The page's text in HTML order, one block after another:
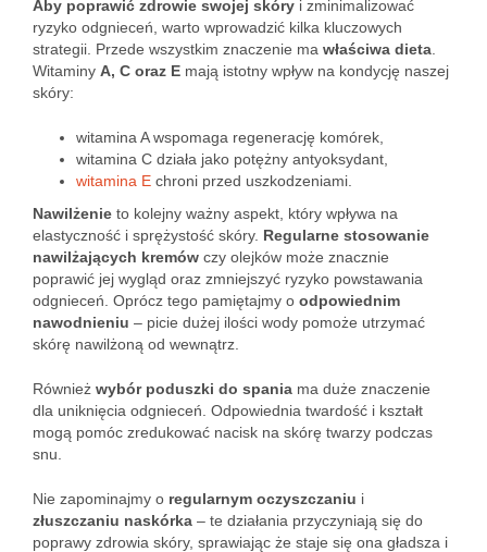
Aby poprawić zdrowie swojej skóry i zminimalizować
ryzyko odgnieceń, warto wprowadzić kilka kluczowych
strategii. Przede wszystkim znaczenie ma właściwa dieta
Witaminy A, C oraz E mają istotny wpływ na kondycję naszej
skóry:
witamina A wspomaga regenerację komórek,
witamina C działa jako potężny antyoksydant,
witamina E chroni przed uszkodzeniami.
Nawilżenie to kolejny ważny aspekt, który wpływa na
elastyczność i sprężystość skóry. Regularne stosowanie
nawilżających kremów czy olejków może znacznie
poprawić jej wygląd oraz zmniejszyć ryzyko powstawania
odgnieceń. Oprócz tego pamiętajmy o odpowiednim
nawodnieniu – picie dużej ilości wody pomoże utrzymać
skórę nawilżoną od wewnątrz.
Również wybór poduszki do spania ma duże znaczenie
dla uniknięcia odgnieceń. Odpowiednia twardość i kształt
mogą pomóc zredukować nacisk na skórę twarzy podczas
snu.
Nie zapominajmy o regularnym oczyszczaniu i
złuszczaniu naskórka – te działania przyczyniają się do
poprawy zdrowia skóry, sprawiając że staje się ona gładsza i